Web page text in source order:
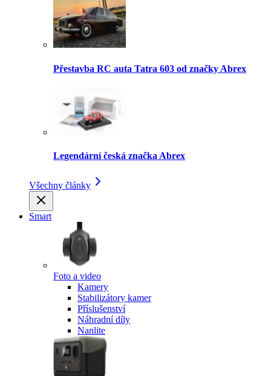
Přestavba RC auta Tatra 603 od značky Abrex
Legendární česká značka Abrex
Všechny články
Smart
Foto a video
Kamery
Stabilizátory kamer
Příslušenství
Náhradní díly
Nanlite